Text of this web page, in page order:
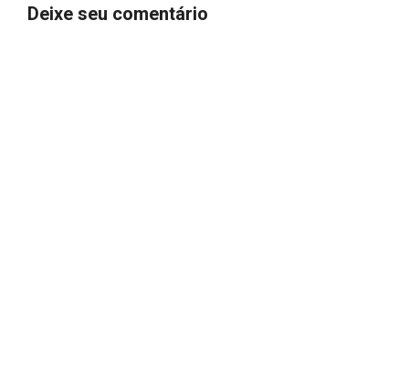
Deixe seu comentário